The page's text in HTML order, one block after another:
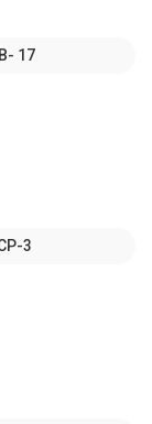
17
3